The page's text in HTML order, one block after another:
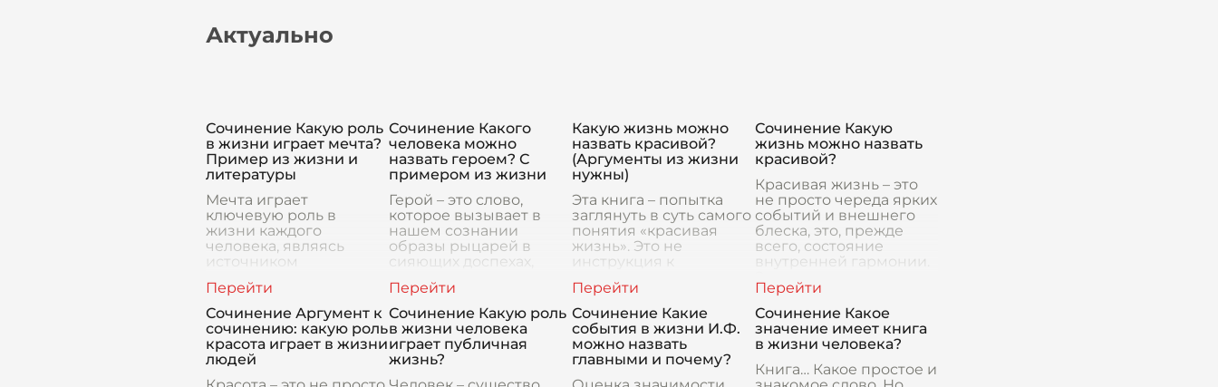
Актуально
Сочинение Какую роль
в жизни играет мечта?
Пример из жизни и
литературы
Мечта играет
ключевую роль в
жизни каждого
человека, являясь
источником
мотивации. Она
подталкивает нас к
достижению новых
вершин, помогает
преодолевать
трудности и п
Сочинение Какого
человека можно
назвать героем? С
примером из жизни
Герой – это слово,
которое вызывает в
нашем сознании
образы рыцарей в
сияющих доспехах,
супергероев с
невероятными
способностями.
Однако, на мой взгляд,
героизм
Какую жизнь можно
назвать красивой?
(Аргументы из жизни
нужны)
Эта книга – попытка
заглянуть в суть самого
понятия «красивая
жизнь». Это не
инструкция к
список критериев
успеха, а скорее,
приглашение к
размышлению и иссле
Сочинение Какую
жизнь можно назвать
красивой?
Красивая жизнь – это
не просто череда ярких
событий и внешнего
блеска, это, прежде
всего, состояние
внутренней гармонии.
себя, понимать свои
истинные желания и п
Сочинение Аргумент к
сочинению: какую роль
красота играет в жизни
людей
Сочинение Какую роль
в жизни человека
играет публичная
жизнь?
Сочинение Какие
события в жизни И.Ф.
можно назвать
главными и почему?
Сочинение Какое
значение имеет книга
в жизни человека?
Книга… Какое простое и